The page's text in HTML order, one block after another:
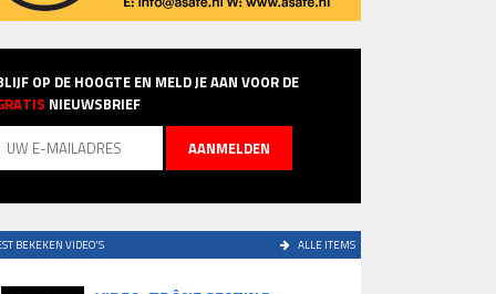
OP DE HOOGTE EN MELD JE AAN VOOR DE
NIEUWSBRIEF
BEKEKEN VIDEO'S ALLE ITEMS